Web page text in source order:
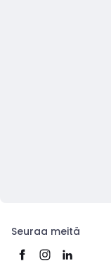
Seuraa meitä